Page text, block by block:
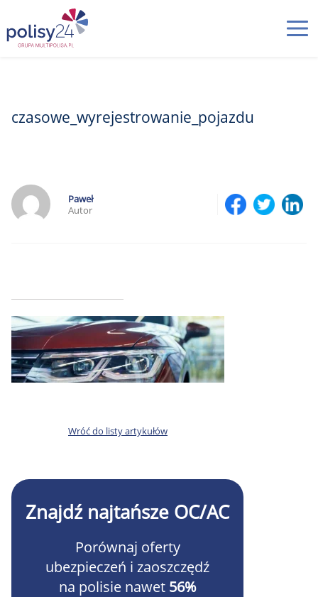
czasowe_wyrejestrowanie_pojazdu
Paweł
Autor
Wróć do listy artykułów
Znajdź najtańsze OC/AC
Porównaj oferty
ubezpieczeń i zaoszczędź
na polisie nawet 56%